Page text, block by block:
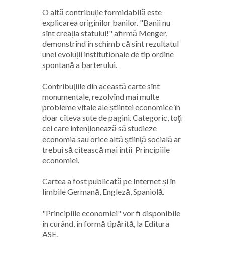
O altă contribuție formidabilă este
explicarea originilor banilor. "Banii nu
sînt creația statului!" afirmă Menger,
demonstrînd în schimb că sînt rezultatul
unei evoluții institutionale de tip ordine
spontană a barterului.
Contribuţiile din această carte sînt
monumentale, rezolvînd mai multe
probleme vitale ale știintei economice în
doar cîteva sute de pagini. Categoric, toţi
cei care intenționează să studieze
economia sau orice altă ştiinţă socială ar
trebui să citească mai întîi Principiile
economiei.
Cartea a fost publicată pe Internet și în
limbile Germană, Engleză, Spaniolă.
"Principiile economiei" vor fi disponibile
în curând, în formă tipărită, la Editura
ASE.